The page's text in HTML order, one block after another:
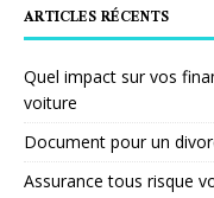
ARTICLES RÉCENTS
Quel impact sur vos
voiture
Document pour un
Assurance tous risque